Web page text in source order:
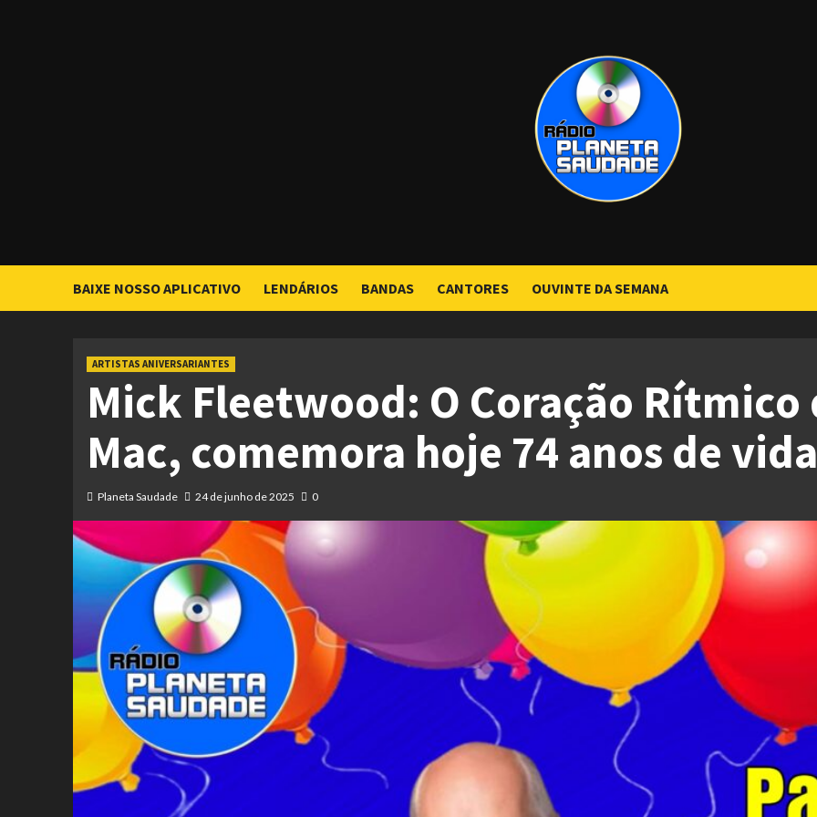
BAIXE NOSSO APLICATIVO LENDÁRIOS BANDAS CANTORES OUVINTE DA SEMANA
ARTISTAS ANIVERSARIANTES
Mick Fleetwood: O Coração
Mac, comemora hoje 74 anos de
Planeta Saudade 24 de junho de 2025 0